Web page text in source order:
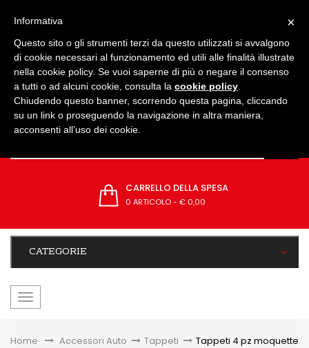
CARRELLO DELLA SPESA
0 ARTICOLO- € 0,00
CATEGORIE
navigazione
Home &gt;Accessori Auto > Tappeti > Tappeti 4 pz moquette
×
Informativa
Questo sito o gli strumenti terzi da questo utilizzati si avvalgono
di cookie necessari al funzionamento ed utili alle finalità illustrate
nella cookie policy. Se vuoi saperne di più o negare il consenso
a tutti o ad alcuni cookie, consulta la cookie policy
Chiudendo questo banner, scorrendo questa pagina, cliccando
su un link o proseguendo la navigazione in altra maniera,
acconsenti all’uso dei cookie.